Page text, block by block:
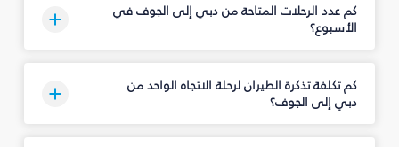
كم عدد الرحلات المتاحة من دبي إلى الجوف في
الأسبوع؟
كم تكلفة تذكرة الطيران لرحلة الاتجاه الواحد من
دبي إلى الجوف؟